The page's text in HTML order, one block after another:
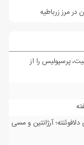
مرز زرباطیه
پرسپولیس را از
آرژانتین و مسی